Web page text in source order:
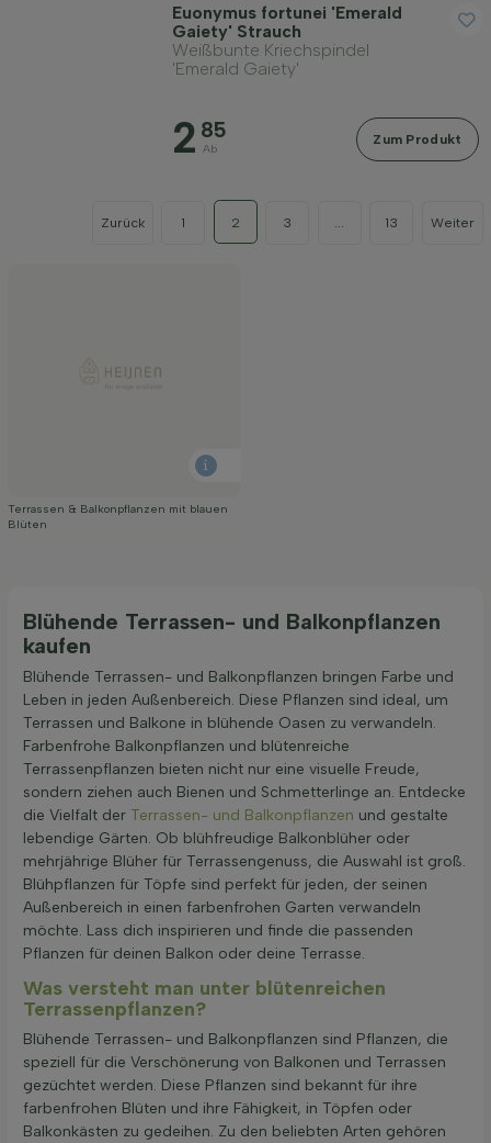
Euonymus fortunei 'Emerald
Gaiety' Strauch
Weißbunte Kriechspindel
'Emerald Gaiety'
2 85
Ab
Zum Produkt
Zurück 1 2 3 13 Weiter
Terrassen & Balkonpflanzen mit blauen
Blüten
Blühende Terrassen- und Balkonpflanzen
kaufen
Blühende Terrassen- und Balkonpflanzen bringen Farbe und
Leben in jeden Außenbereich. Diese Pflanzen sind ideal, um
Terrassen und Balkone in blühende Oasen zu verwandeln.
Farbenfrohe Balkonpflanzen und blütenreiche
Terrassenpflanzen bieten nicht nur eine visuelle Freude,
sondern ziehen auch Bienen und Schmetterlinge an. Entdecke
die Vielfalt der Terrassen- und Balkonpflanzen und gestalte
lebendige Gärten. Ob blühfreudige Balkonblüher oder
mehrjährige Blüher für Terrassengenuss, die Auswahl ist groß.
Blühpflanzen für Töpfe sind perfekt für jeden, der seinen
Außenbereich in einen farbenfrohen Garten verwandeln
möchte. Lass dich inspirieren und finde die passenden
Pflanzen für deinen Balkon oder deine Terrasse.
Was versteht man unter blütenreichen
Terrassenpflanzen?
Blühende Terrassen- und Balkonpflanzen sind Pflanzen, die
speziell für die Verschönerung von Balkonen und Terrassen
gezüchtet werden. Diese Pflanzen sind bekannt für ihre
farbenfrohen Blüten und ihre Fähigkeit, in Töpfen oder
Balkonkästen zu gedeihen. Zu den beliebten Arten gehören